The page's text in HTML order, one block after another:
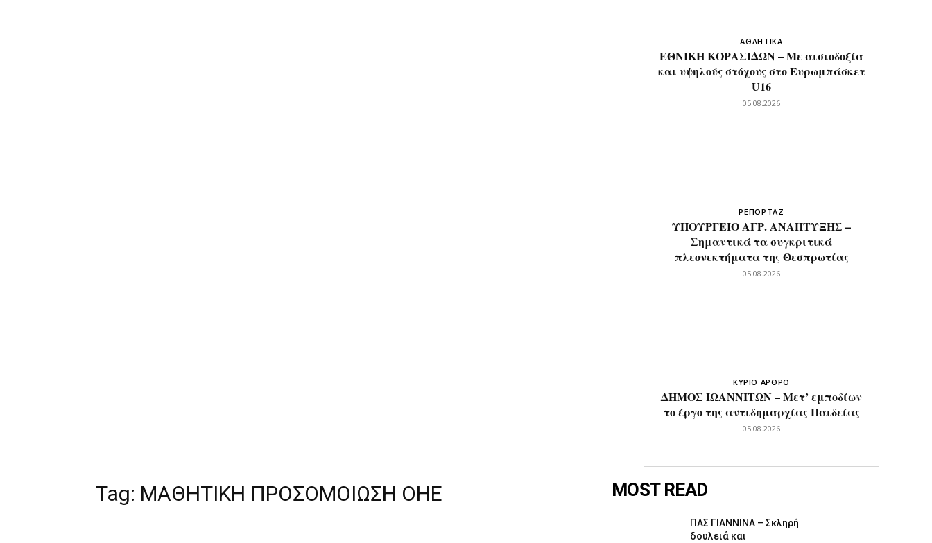
ΑΘΛΗΤΙΚΑ
ΕΘΝΙΚΗ ΚΟΡΑΣΙΔΩΝ – Με αισιοδοξία
και υψηλούς στόχους στο Ευρωμπάσκετ
U16
05.08.2026
ΡΕΠΟΡΤΑΖ
ΥΠΟΥΡΓΕΙΟ ΑΓΡ. ΑΝΑΠΤΥΞΗΣ –
Σημαντικά τα συγκριτικά
πλεονεκτήματα της Θεσπρωτίας
05.08.2026
ΚΥΡΙΟ ΑΡΘΡΟ
ΔΗΜΟΣ ΙΩΑΝΝΙΤΩΝ – Μετ’ εμποδίων
το έργο της αντιδημαρχίας Παιδείας
05.08.2026
Tag: ΜΑΘΗΤΙΚΗ ΠΡΟΣΟΜΟΙΩΣΗ ΟΗΕ MOST READ
ΠΑΣ ΓΙΑΝΝΙΝΑ – Σκληρή
δουλειά και